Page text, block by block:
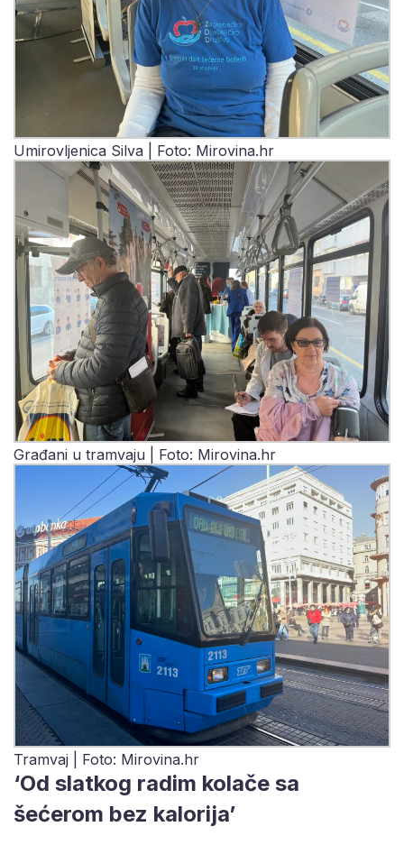
Umirovljenica Silva | Foto: Mirovina.hr
Građani u tramvaju | Foto: Mirovina.hr
Tramvaj | Foto: Mirovina.hr
‘Od slatkog radim kolače sa
šećerom bez kalorija’